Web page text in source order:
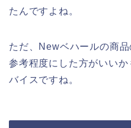
たんですよね。
ただ、Newベハールの商
参考程度にした方がいい
バイスですね。